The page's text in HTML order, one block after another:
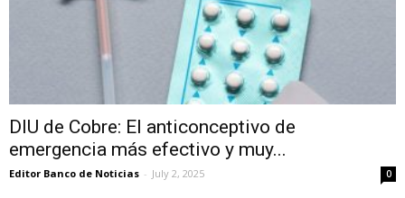
DIU de Cobre: El anticonceptivo de
emergencia más efectivo y muy...
Editor Banco de Noticias - July 2, 2025 0